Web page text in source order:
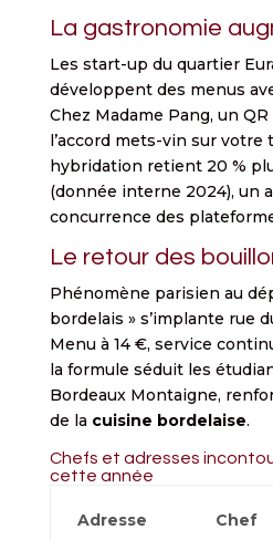
La gastronomie
Les start-up du quartier
développent des menus
Chez Madame Pang, un
l’accord mets-vin sur votre
hybridation retient 20 %
(donnée interne 2024), un
concurrence des
Le retour des
Phénomène parisien au
bordelais » s’implante rue
Menu à 14 €, service
la formule séduit les
Bordeaux Montaigne,
de la cuisine bordelaise.
Chefs et adresses
cette année
Adresse Chef